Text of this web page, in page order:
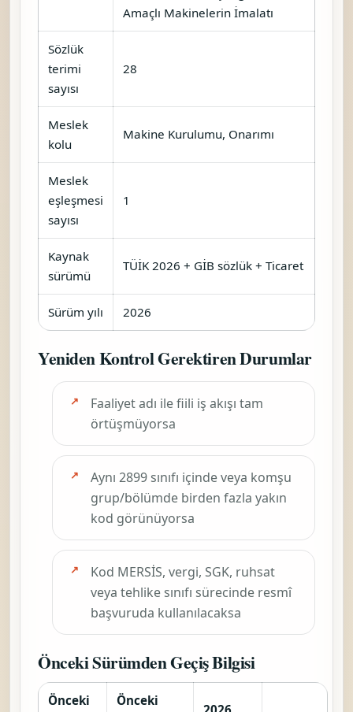
Metal, Otomotiv, Makine / Makine
Aynı meslek kümesinde görülen diğer
aday kodlar
NACE 282990 — Diğer Genel
NACE 332090 — Diğer Sanayi
Makine Ve Ekipmanlarının
NACE 282199 — Başka Yerde
Sınıflandırılmamış Diğer Fırın Ve
İmalatı (Ocak Brülörleri
(Ateşleyicileri), Endüksiyon Veya
Dielektrik Isıtma Ekipmanları,
Mekanik Kömür Taşıyıcıları,
Mekanik Izgaralar, Mekanik Kül
Boşaltıcıları Ve Benzeri
Cihazların İmalatı, Vb.)
NACE 281108 — Türbin Ve Türbin
Parçalarının İmalatı (Rüzgar,
Gaz, Su Ve Buhar Türbinleri İle Su
Çarkları Ve Bunların Parçaları)
(Hava Taşıtları İçin Turbo Jetler
Veya Turbo Pervaneler Hariç)